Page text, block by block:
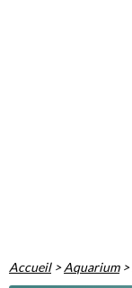
Accueil>Aquarium>